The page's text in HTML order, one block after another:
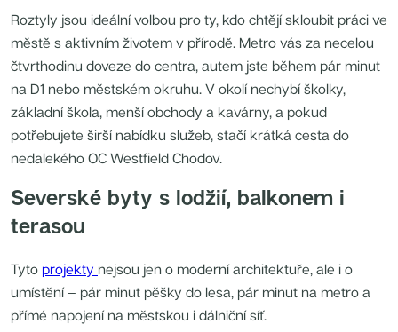
Roztyly jsou ideální volbou pro ty, kdo chtějí skloubit práci ve
městě s aktivním životem v přírodě. Metro vás za necelou
čtvrthodinu doveze do centra, autem jste během pár minut
na D1 nebo městském okruhu. V okolí nechybí školky,
základní škola, menší obchody a kavárny, a pokud
potřebujete širší nabídku služeb, stačí krátká cesta do
nedalekého OC Westfield Chodov.
Severské byty s lodžií, balkonem i
terasou
Tyto projekty nejsou jen o moderní architektuře, ale i o
umístění – pár minut pěšky do lesa, pár minut na metro a
přímé napojení na městskou i dálniční síť.
Nové byty 5+kk Praha 7
Nové byty 4+kk Praha 3
Nové byty 2+kk Plzeňský kraj
Nové byty 3+kk Královehradecký kraj
Nové byty 4+kk Praha 4
Nové byty 4+kk Praha 2
Nové byty 4+kk Středočeský kraj
Nové byty 3+kk Praha 8
Nové byty 2+kk Praha 2
Nové byty 1+kk Praha 5
Nové byty 1+kk Praha 10
Nové byty 1+kk Praha 2
Nové byty 2+kk Praha 7
Nové byty 3+kk Praha 9
Nové byty 4+kk Královehradecký kraj
Nové byty 5+kk Praha 5
Nové byty 2+kk Praha 3
Nové byty 2+kk Královehradecký kraj
Nové byty 1+kk Středočeský kraj
Nové byty 3+kk Praha 2
Nové byty 2+kk Praha 9